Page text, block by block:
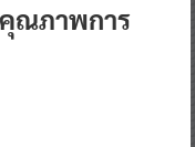
ณภาพการ